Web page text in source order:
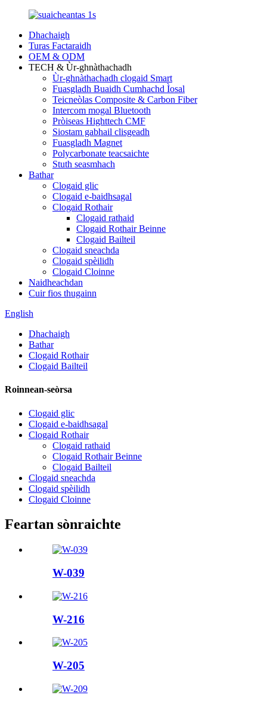
Dhachaigh
Turas Factaraidh
OEM & ODM
TECH & Ùr-ghnàthachadh
Ùr-ghnàthachadh clogaid Smart
Fuasgladh Buaidh Cumhachd Ìosal
Teicneòlas Composite & Carbon Fiber
Intercom mogal Bluetooth
Pròiseas Highttech CMF
Siostam gabhail clisgeadh
Fuasgladh Magnet
Polycarbonate teacsaichte
Stuth seasmhach
Bathar
Clogaid glic
Clogaid e-baidhsagal
Clogaid Rothair
Clogaid rathaid
Clogaid Rothair Beinne
Clogaid Bailteil
Clogaid sneachda
Clogaid spèilidh
Clogaid Cloinne
Naidheachdan
Cuir fios thugainn
English
Dhachaigh
Bathar
Clogaid Rothair
Clogaid Bailteil
Roinnean-seòrsa
Clogaid glic
Clogaid e-baidhsagal
Clogaid Rothair
Clogaid rathaid
Clogaid Rothair Beinne
Clogaid Bailteil
Clogaid sneachda
Clogaid spèilidh
Clogaid Cloinne
Feartan sònraichte
W-039
W-216
W-205